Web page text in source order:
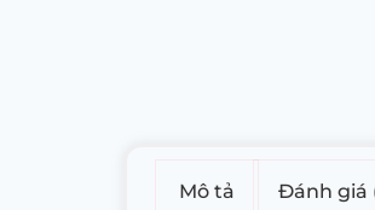
Mô tả Đánh giá